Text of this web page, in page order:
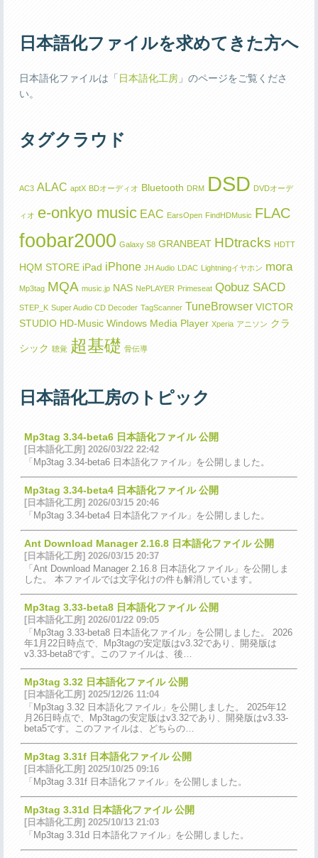
日本語化ファイルを求めてきた方へ
日本語化ファイルは「 日本語化工房」のページをご覧くださ
い。
タグクラウド
AC3 ALAC aptX BDオーディオ Bluetooth DRM DSD DVDオーデ
ィオ e-onkyo music EAC EarsOpen FindHDMusic FLAC
foobar2000 Galaxy S8 GRANBEAT HDtracks HDTT
HQM STORE iPad iPhone JH Audio LDAC Lightningイヤホン mora
Mp3tag MQA music.jp NAS NePLAYER Primeseat Qobuz SACD
STEP_K Super Audio CD Decoder TagScanner TuneBrowser VICTOR
STUDIO HD-Music Windows Media Player Xperia アニソン クラ
シック 聴覚 超基礎 骨伝導
日本語化工房のトピック
Mp3tag 3.34-beta6 日本語化ファイル 公開
[日本語化工房] 2026/03/22 22:42
「Mp3tag 3.34-beta6 日本語化ファイル」を公開しました。
Mp3tag 3.34-beta4 日本語化ファイル 公開
[日本語化工房] 2026/03/15 20:46
「Mp3tag 3.34-beta4 日本語化ファイル」を公開しました。
Ant Download Manager 2.16.8 日本語化ファイル 公開
[日本語化工房] 2026/03/15 20:37
「Ant Download Manager 2.16.8 日本語化ファイル」を公開しま
した。 本ファイルでは文字化けの件も解消しています。
Mp3tag 3.33-beta8 日本語化ファイル 公開
[日本語化工房] 2026/01/22 09:05
「Mp3tag 3.33-beta8 日本語化ファイル」を公開しました。 2026
年1月22日時点で、Mp3tagの安定版はv3.32であり、開発版は
v3.33-beta8です。このファイルは、後…
Mp3tag 3.32 日本語化ファイル 公開
[日本語化工房] 2025/12/26 11:04
「Mp3tag 3.32 日本語化ファイル」を公開しました。 2025年12
月26日時点で、Mp3tagの安定版はv3.32であり、開発版はv3.33-
beta5です。このファイルは、どちらの…
Mp3tag 3.31f 日本語化ファイル 公開
[日本語化工房] 2025/10/25 09:16
「Mp3tag 3.31f 日本語化ファイル」を公開しました。
Mp3tag 3.31d 日本語化ファイル 公開
[日本語化工房] 2025/10/13 21:03
「Mp3tag 3.31d 日本語化ファイル」を公開しました。